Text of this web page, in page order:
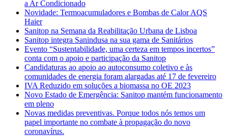
a Ar Condicionado
Novidade: Termoacumuladores e Bombas de Calor AQS
Haier
Sanitop na Semana da Reabilitação Urbana de Lisboa
Sanitop integra Sanindusa na sua gama de Sanitários
Evento “Sustentabilidade, uma certeza em tempos incertos”
conta com o apoio e participação da Sanitop
Candidaturas ao apoio ao autoconsumo coletivo e às
comunidades de energia foram alargadas até 17 de fevereiro
IVA Reduzido em soluções a biomassa no OE 2023
Novo Estado de Emergência: Sanitop mantém funcionamento
em pleno
Novas medidas preventivas. Porque todos nós temos um
papel importante no combate à propagação do novo
coronavírus.